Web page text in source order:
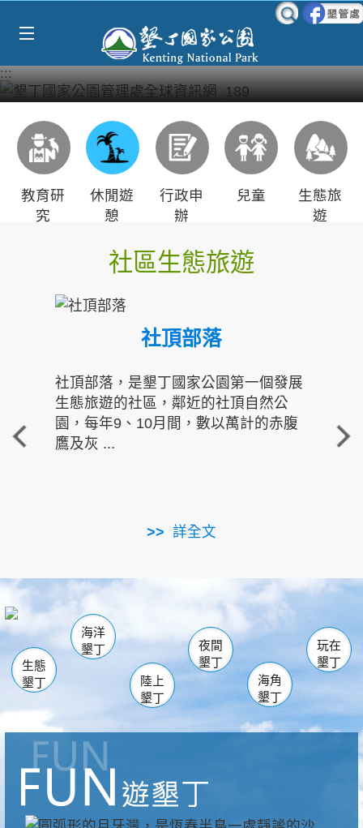
:::
教育研
究
休閒遊
憩
行政申
辦
兒童
生態旅
遊
社區生態旅遊
社頂部落
社頂部落，是墾丁國家公園第一個發展
生態旅遊的社區，鄰近的社頂自然公
園，每年9、10月間，數以萬計的赤腹
鷹及灰 ...
詳全文
重
走進
南仁湖
海生館
恆春 佳樂水
龍鑾潭自然中心 森林遊樂區
瓊麻館
關山 墾管處遊客中心
社頂公園 風吹沙
船帆石
白砂 龍磐公園
香蕉灣
砂島
鵝鑾鼻
生態
墾丁
海洋
墾丁
陸上
墾丁
夜間
墾丁
海角
墾丁
玩在
墾丁